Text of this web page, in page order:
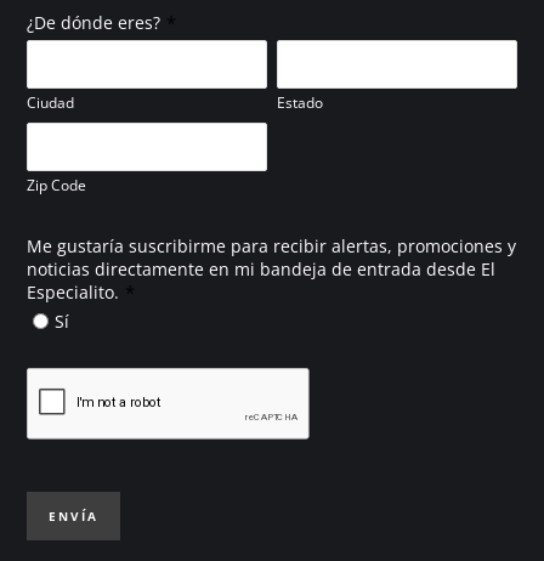
¿De dónde eres? *
Ciudad Estado
Zip Code
Me gustaría suscribirme para recibir alertas, promociones y
noticias directamente en mi bandeja de entrada desde El
Especialito. *
Sí
ENVÍA